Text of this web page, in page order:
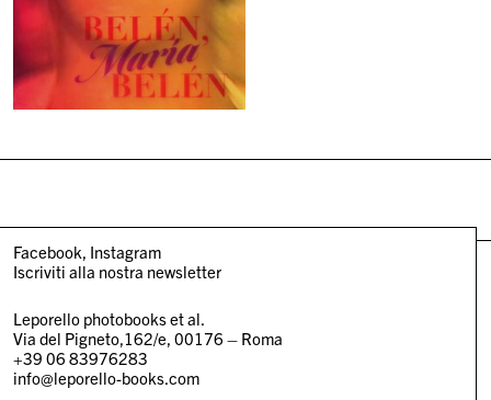
Facebook Instagram
Iscriviti alla nostra newsletter
Leporello photobooks et al.
Via del Pigneto,162/e, 00176 – Roma
+39 06 83976283
info@leporello-books.com